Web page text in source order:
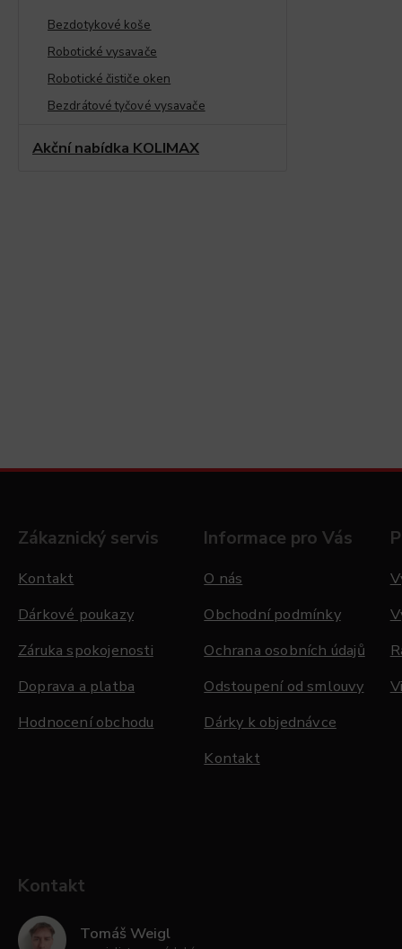
Bezdotykové koše
Robotické vysavače
Robotické čističe oken
Bezdrátové tyčové vysavače
Akční nabídka KOLIMAX
Zákaznický servis
Kontakt
Dárkové poukazy
Záruka spokojenosti
Doprava a platba
Hodnocení obchodu
Informace pro Vás
O nás
Obchodní podmínky
Ochrana osobních údajů
Odstoupení od smlouvy
Dárky k objednávce
Kontakt
Kontakt
Tomáš Weigl